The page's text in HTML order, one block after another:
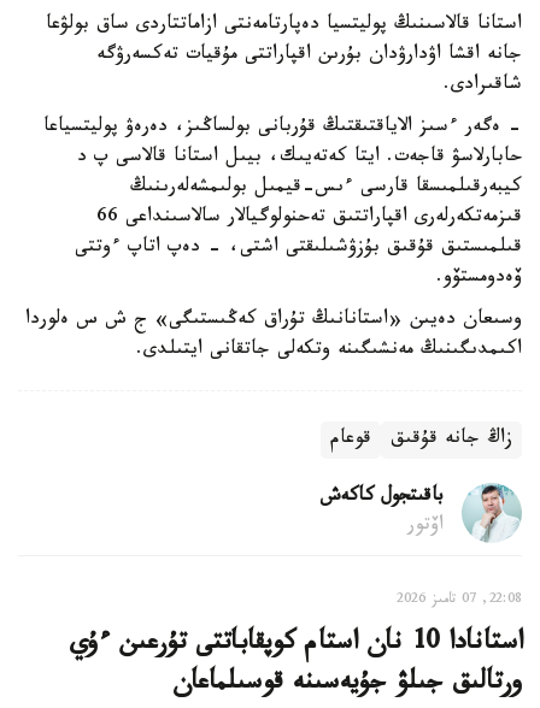
استانا قالاسىنىڭ پوليتسيا دەپارتامەنتى ازاماتتاردى ساق بولۋعا
جانە اقشا اۋدارۋدان بۇرىن اقپاراتتى مۇقيات تەكسەرۋگە
شاقىرادى.
- ەگەر ءسىز الاياقتىقتىڭ قۇربانى بولساڭىز، دەرەۋ پوليتسياعا
حابارلاسۋ قاجەت. ايتا كەتەيىك، بيىل استانا قالاسى پ د
كيبەرقىلمىسقا قارسى ءىس-قيمىل بولىمشەلەرىنىڭ
قىزمەتكەرلەرى اقپاراتتىق تەحنولوگيالار سالاسىنداعى 66
قىلمىستىق قۇقىق بۇزۋشىلىقتى اشتى، - دەپ اتاپ ءوتتى
ۆەدومستۆو.
وسىعان دەيىن «استانانىڭ تۇراق كەڭىستىگى» ج ش س ەلوردا
اكىمدىگىنىڭ مەنشىگىنە وتكەلى جاتقانى ايتىلدى.
زاڭ جانە قۇقىق قوعام
باقىتجول كاكەش
اۆتور
22:08, 07 تامىز 2026
استانادا 10 نان استام كوپقاباتتى تۇرعىن ءۇي
ورتالىق جىلۋ جۇيەسىنە قوسىلماعان